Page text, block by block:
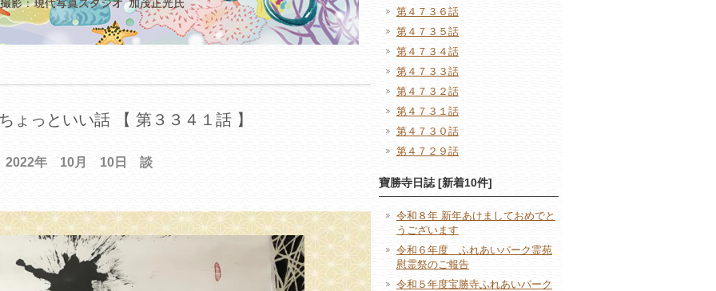
ょっといい話 【 第３３４１話 】
2022年 10月 10日 談
第４７３６話
第４７３５話
第４７３４話
第４７３３話
第４７３２話
第４７３１話
第４７３０話
第４７２９話
寶勝寺日誌 [新着10件]
令和８年 新年あけましておめでと
うございます
令和６年度 ふれあいパーク霊苑
慰霊祭のご報告
令和５年度宝勝寺ふれあいパーク